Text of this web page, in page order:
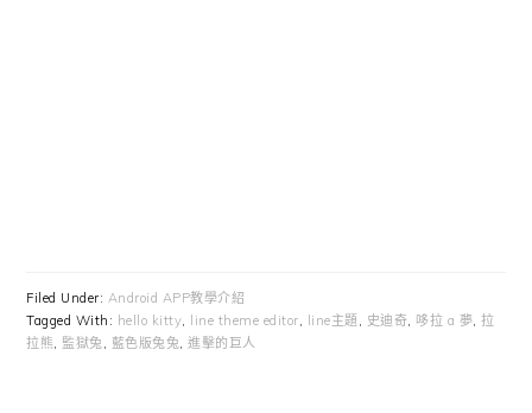
Filed Under: Android APP教學介紹
Tagged With: hello kitty line theme editor line主題 史迪奇 哆拉 a 夢 ,拉
拉熊
監獄兔 藍色版兔兔 ,進擊的巨人